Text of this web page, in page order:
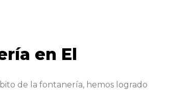
en El
de la fontanería, hemos logrado